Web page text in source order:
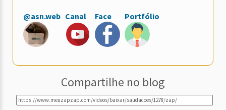
@asn.web Canal Face Portfólio
Compartilhe no blog